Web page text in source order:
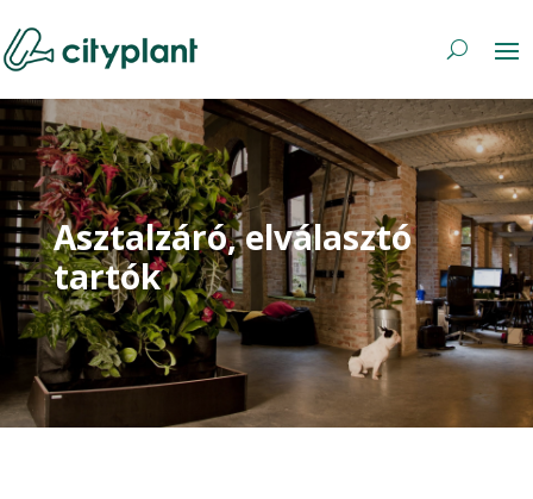
Asztalzáró, elválasztó
tartók